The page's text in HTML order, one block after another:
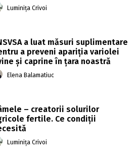
Luminița Crivoi
a luat măsuri suplimentare
a preveni apariţia variolei
şi caprine în ţara noastră
Elena Balamatiuc
– creatorii solurilor
fertile. Ce condiții
Luminița Crivoi